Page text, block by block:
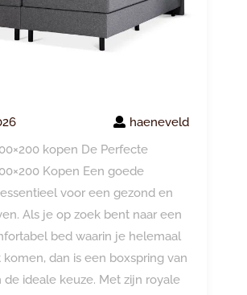
haeneveld
kopen De Perfecte
Kopen Een goede
voor een gezond en
Als je op zoek bent naar een
bed waarin je helemaal
dan is een boxspring van
de ideale keuze. Met zijn royale